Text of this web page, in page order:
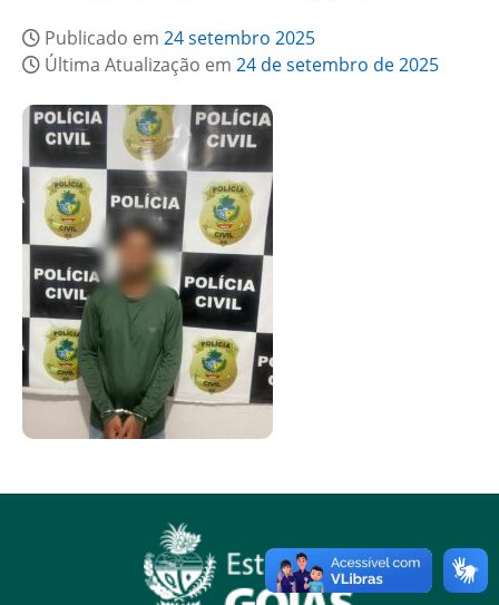
Publicado em 24 setembro 2025
Última Atualização em 24 de setembro de 2025